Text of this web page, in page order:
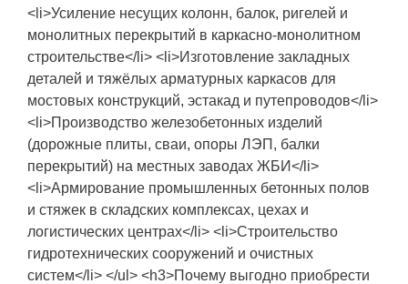
<li>Усиление несущих колонн, балок, ригелей и
монолитных перекрытий в каркасно-монолитном
строительстве</li> <li>Изготовление закладных
деталей и тяжёлых арматурных каркасов для
мостовых конструкций, эстакад и путепроводов</li>
<li>Производство железобетонных изделий
(дорожные плиты, сваи, опоры ЛЭП, балки
перекрытий) на местных заводах ЖБИ</li>
<li>Армирование промышленных бетонных полов
и стяжек в складских комплексах, цехах и
логистических центрах</li> <li>Строительство
гидротехнических сооружений и очистных
систем</li> </ul> <h3>Почему выгодно приобрести